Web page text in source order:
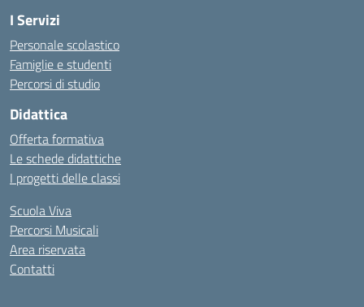
I Servizi
Personale scolastico
Famiglie e studenti
Percorsi di studio
Didattica
Offerta formativa
Le schede didattiche
I progetti delle classi
Scuola Viva
Percorsi Musicali
Area riservata
Contatti